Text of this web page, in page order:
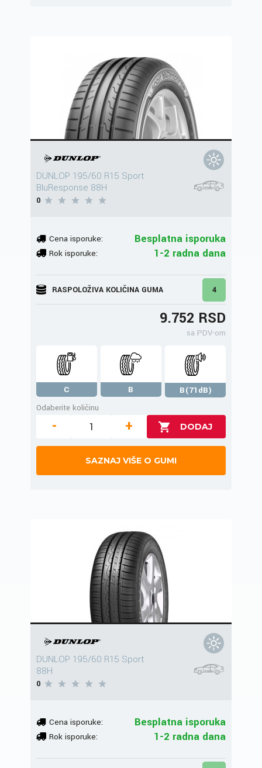
DUNLOP 195/60 R15 Sport
BluResponse 88H
0
Cena isporuke: Besplatna isporuka
Rok isporuke: 1-2 radna dana
RASPOLOŽIVA KOLIČINA GUMA 4
9.752 RSD
sa PDV-om
C B
B(71dB)
Odaberite količinu
- +
SAZNAJ VIŠE O GUMI
DUNLOP 195/60 R15 Sport
88H
0
Cena isporuke: Besplatna isporuka
Rok isporuke: 1-2 radna dana